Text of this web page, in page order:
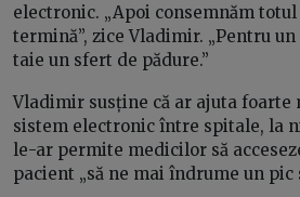
electronic. „Apoi consemnăm
termină”, zice Vladimir. „Pentru
taie un sfert de pădure.”
Vladimir susține că ar ajuta foarte
sistem electronic între spitale, la
le-ar permite medicilor să
pacient „să ne mai îndrume un pic